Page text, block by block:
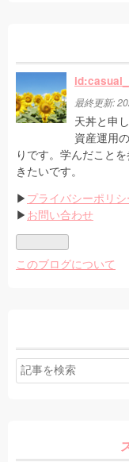
最終更新:
天丼と申し
資産運用
りです。学んだこと
きたいです。
▶ プライバシーポリシ
▶ お問い合わせ
このブログについて